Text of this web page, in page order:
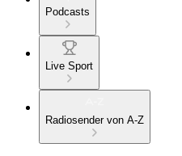
Podcasts
Live Sport
Radiosender von A-Z